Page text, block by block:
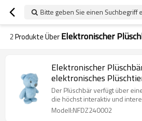
Bitte geben Sie einen Suchbegriff
2Produkte ÜberElektronischer
Elektronischer
elektronisches
verschiedenen
durch Einlegen von
Der Plüschbär verfügt über
die höchst interaktiv und
Modell:NFDZ240002